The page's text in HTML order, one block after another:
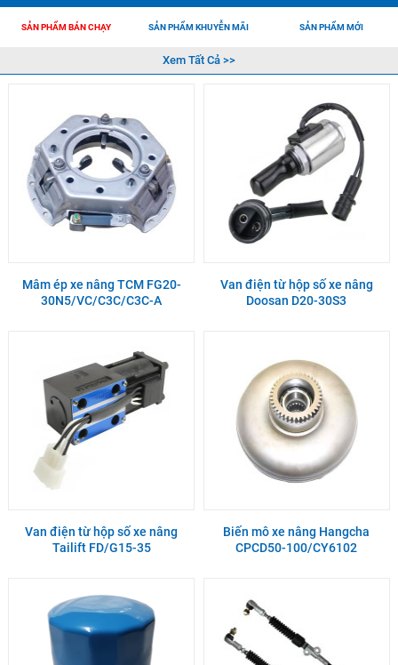
SẢN PHẨM BÁN CHẠY SẢN PHẨM KHUYỄN MÃI SẢN PHẨM MỚI
Xem Tất Cả >>
Mâm ép xe nâng TCM FG20-
30N5/VC/C3C/C3C-A
Van điện từ hộp số xe nâng
Doosan D20-30S3
Van điện từ hộp số xe nâng
Tailift FD/G15-35
Biến mô xe nâng Hangcha
CPCD50-100/CY6102